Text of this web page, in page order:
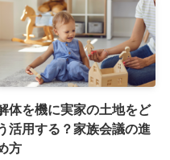
体を機に実家の土地をど
活用する？家族会議の進
方